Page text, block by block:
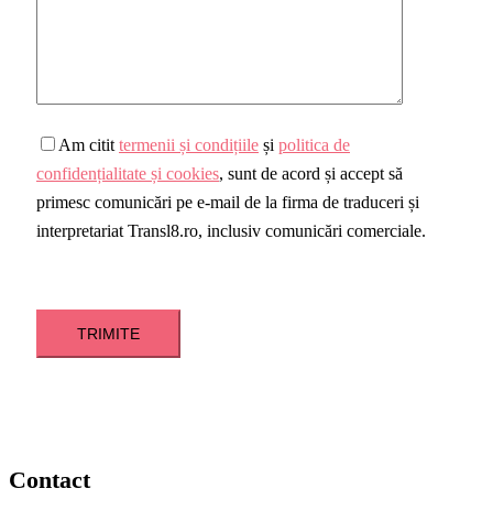
Am citit termenii și condițiile și politica de
confidențialitate și cookies, sunt de acord și accept să
primesc comunicări pe e-mail de la firma de traduceri și
interpretariat Transl8.ro, inclusiv comunicări comerciale.
Contact